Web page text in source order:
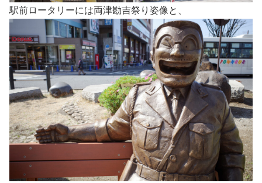
駅前ロータリーには両津勘吉祭り姿像と、